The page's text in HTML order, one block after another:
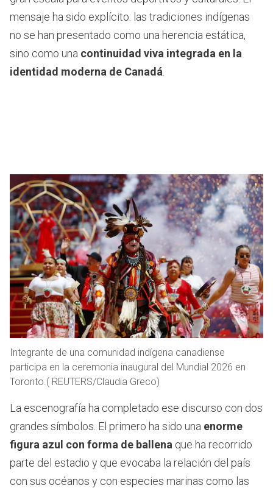
mensaje ha sido explícito: las tradiciones indígenas
no se han presentado como una herencia estática,
sino como una continuidad viva integrada en la
identidad moderna de Canadá
Integrante de una comunidad indígena canadiense
participa en la ceremonia inaugural del Mundial 2026 en
Toronto.( REUTERS/Claudia Greco)
La escenografía ha completado ese discurso con dos
grandes símbolos. El primero ha sido una enorme
figura azul con forma de ballena que ha recorrido
parte del estadio y que evocaba la relación del país
con sus océanos y con especies marinas como las